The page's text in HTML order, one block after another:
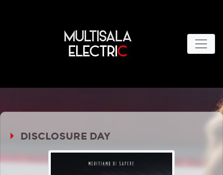
DISCLOSURE DAY